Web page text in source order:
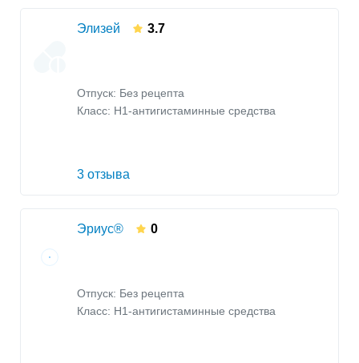
Элизей 3.7
Отпуск: Без рецепта
Класс: H1-антигистаминные средства
3 отзыва
Эриус® 0
Отпуск: Без рецепта
Класс: H1-антигистаминные средства